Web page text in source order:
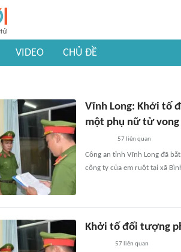
VIDEO CHỦ ĐỀ
Vĩnh Long: Khởi tố
một phụ nữ tử vong
57 liên quan
Công an tỉnh Vĩnh Long đã
công ty của em ruột tại xã
Khởi tố đối tượng
57liên quan